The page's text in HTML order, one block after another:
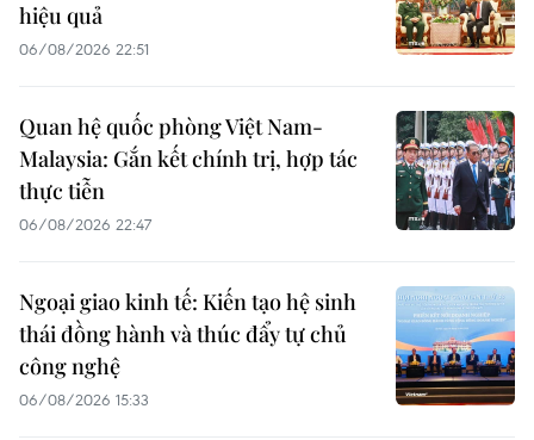
hiệu quả
06/08/2026 22:51
Quan hệ quốc phòng Việt Nam-
Malaysia: Gắn kết chính trị, hợp tác
thực tiễn
06/08/2026 22:47
Ngoại giao kinh tế: Kiến tạo hệ sinh
thái đồng hành và thúc đẩy tự chủ
công nghệ
06/08/2026 15:33